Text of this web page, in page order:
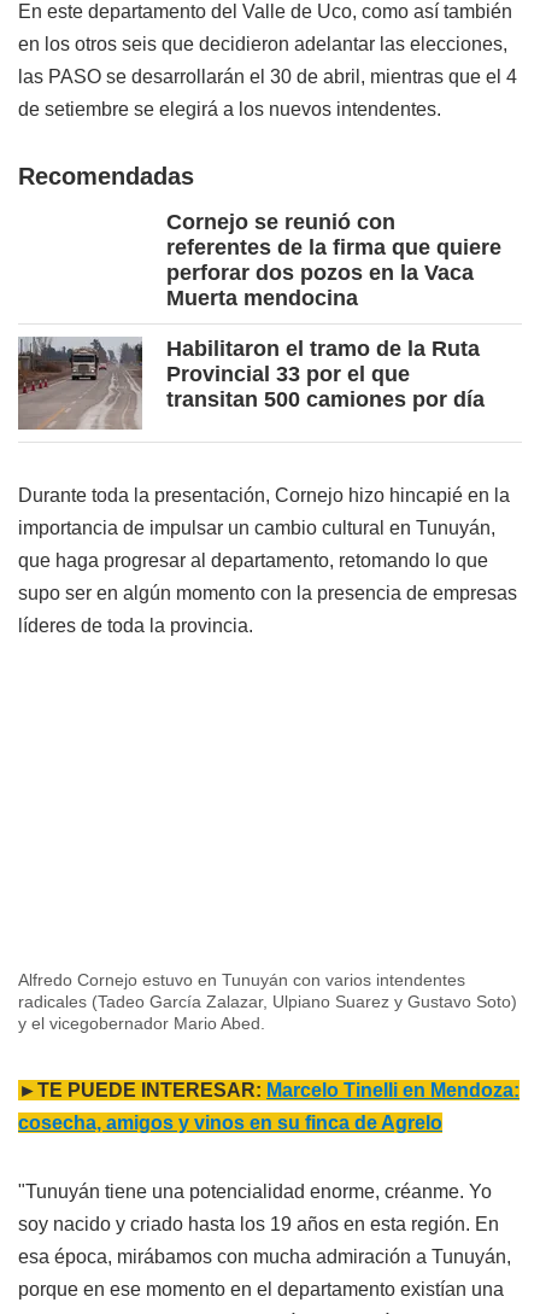
En este departamento del Valle de Uco, como así también
en los otros seis que decidieron adelantar las elecciones,
las PASO se desarrollarán el 30 de abril, mientras que el 4
de setiembre se elegirá a los nuevos intendentes.
Recomendadas
Cornejo se reunió con
referentes de la firma que quiere
perforar dos pozos en la Vaca
Muerta mendocina
Habilitaron el tramo de la Ruta
Provincial 33 por el que
transitan 500 camiones por día
Durante toda la presentación, Cornejo hizo hincapié en la
importancia de impulsar un cambio cultural en Tunuyán,
que haga progresar al departamento, retomando lo que
supo ser en algún momento con la presencia de empresas
líderes de toda la provincia.
Alfredo Cornejo estuvo en Tunuyán con varios intendentes
radicales (Tadeo García Zalazar, Ulpiano Suarez y Gustavo Soto)
y el vicegobernador Mario Abed.
►TE PUEDE INTERESAR: Marcelo Tinelli en Mendoza:
cosecha, amigos y vinos en su finca de Agrelo
"Tunuyán tiene una potencialidad enorme, créanme. Yo
soy nacido y criado hasta los 19 años en esta región. En
esa época, mirábamos con mucha admiración a Tunuyán,
porque en ese momento en el departamento existían una